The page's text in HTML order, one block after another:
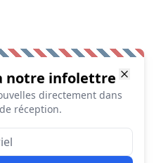
notre infolettre
directement dans
réception.